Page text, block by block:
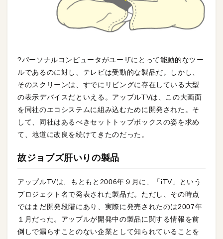
?パーソナルコンピュータがユーザにとって能動的なツー
ルであるのに対し、テレビは受動的な製品だ。しかし、
そのスクリーンは、すでにリビングに存在している大型
の表示デバイスだといえる。アップルTVは、この大画面
を同社のエコシステムに組み込むために開発された。そ
して、同社はあるべきセットトップボックスの姿を求め
て、地道に改良を続けてきたのだった。
故ジョブズ肝いりの製品
アップルTVは、もともと2006年９月に、「iTV」という
プロジェクト名で発表された製品だ。ただし、その時点
ではまだ開発段階にあり、実際に発売されたのは2007年
１月だった。アップルが開発中の製品に関する情報を前
倒しで漏らすことのない企業として知られていることを